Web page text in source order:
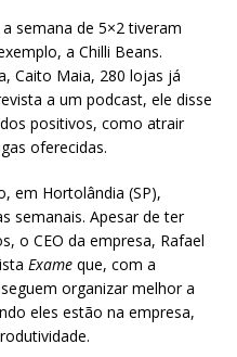
semana de 5×2 tiveram
a Chilli Beans.
Caito Maia, 280 lojas já
a um podcast, ele disse
positivos, como atrair
oferecidas.
em Hortolândia (SP),
semanais. Apesar de ter
o CEO da empresa, Rafael
Exame que, com a
organizar melhor a
eles estão na empresa,